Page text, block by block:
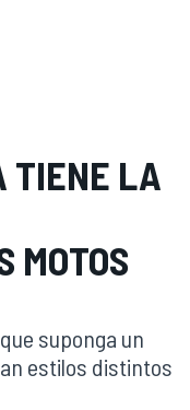
TIENE LA
MOTOS
suponga un
estilos distintos